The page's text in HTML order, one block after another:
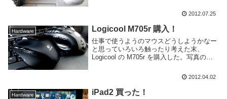
は絶好調なんだけど...。僕がマウスに求め
2012.07.25
Hardware Logicool M705r 購入！
仕事で使うようのマウスどうしようかなー
と思っていろいろ触ったり考えた末、
Logicool の M705r を購入した。写真の右
す。もう5年ぐらい使ってる気がする。今
2012.04.02
Hardware iPad2 買った！